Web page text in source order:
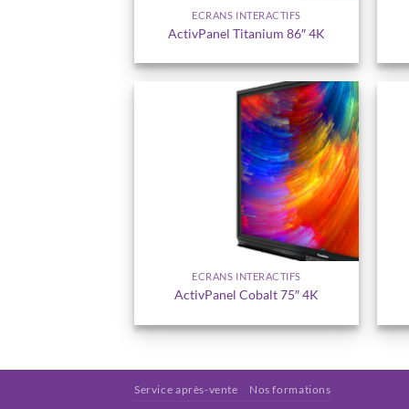
ECRANS INTERACTIFS
ActivPanel Titanium 86″ 4K
Ajouter
à la
wishlist
ECRANS INTERACTIFS
ActivPanel Cobalt 75″ 4K
Service après-vente Nos formations